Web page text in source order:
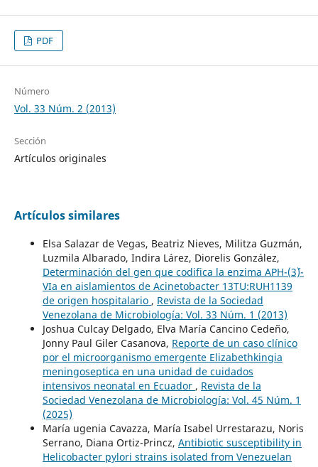
PDF
Número
Vol. 33 Núm. 2 (2013)
Sección
Artículos originales
Artículos similares
Elsa Salazar de Vegas, Beatriz Nieves, Militza Guzmán,
Luzmila Albarado, Indira Lárez, Diorelis González,
Determinación del gen que codifica la enzima APH-(3´)-
VIa en aislamientos de Acinetobacter 13TU:RUH1139
de origen hospitalario , Revista de la Sociedad
Venezolana de Microbiología: Vol. 33 Núm. 1 (2013)
Joshua Culcay Delgado, Elva María Cancino Cedeño,
Jonny Paul Giler Casanova, Reporte de un caso clínico
por el microorganismo emergente Elizabethkingia
meningoseptica en una unidad de cuidados
intensivos neonatal en Ecuador , Revista de la
Sociedad Venezolana de Microbiología: Vol. 45 Núm. 1
(2025)
María ugenia Cavazza, María Isabel Urrestarazu, Noris
Serrano, Diana Ortiz-Princz, Antibiotic susceptibility in
Helicobacter pylori strains isolated from Venezuelan